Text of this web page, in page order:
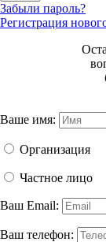
Забыли пароль?
Регистрация
Ваше имя:
Организация
Частное лицо
Ваш Email:
Ваш телефон: